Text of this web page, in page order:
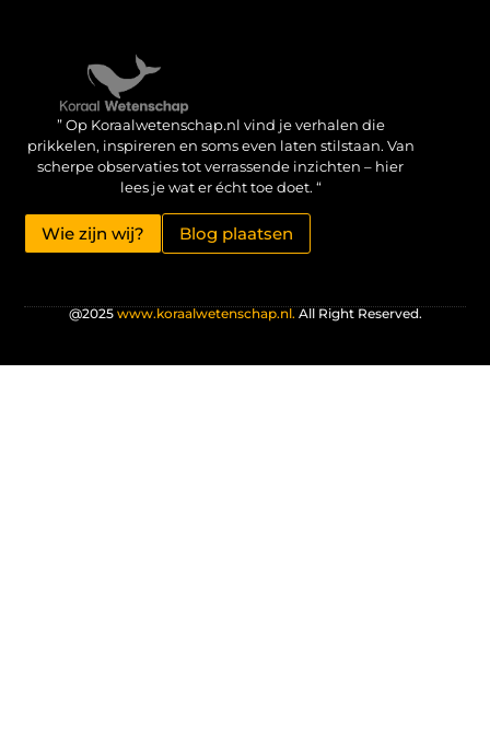
” Op Koraalwetenschap.nl vind je verhalen die
prikkelen, inspireren en soms even laten stilstaan. Van
scherpe observaties tot verrassende inzichten – hier
lees je wat er écht toe doet. “
Wie zijn wij? Blog plaatsen
@2025 www.koraalwetenschap.nl. All Right Reserved.